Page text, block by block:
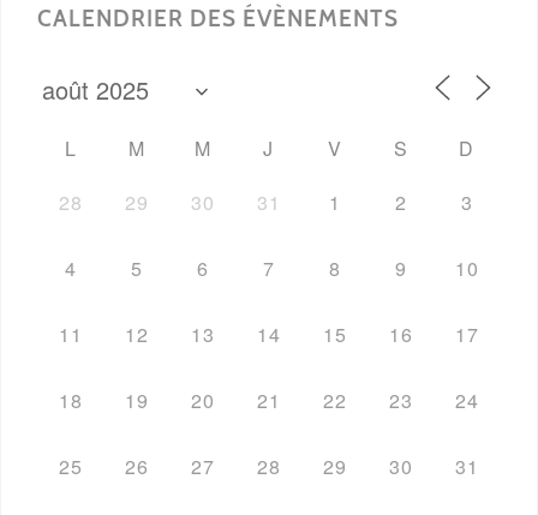
CALENDRIER DES ÉVÈNEMENTS
L M M J V S
D
28
29 30 31 1 2 3
4 5 6 7 8 9 10
11 12 13 14 15 16 17
18 19 20 21 22 23 24
25 26 27 28 29 30 31